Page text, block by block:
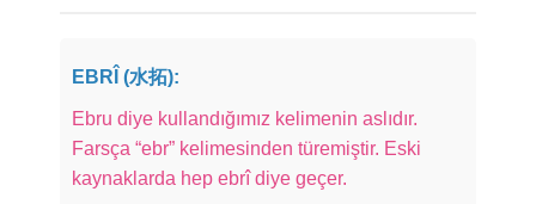
EBRÎ (水拓):
Ebru diye kullandığımız kelimenin aslıdır.
Farsça “ebr” kelimesinden türemiştir. Eski
kaynaklarda hep ebrî diye geçer.